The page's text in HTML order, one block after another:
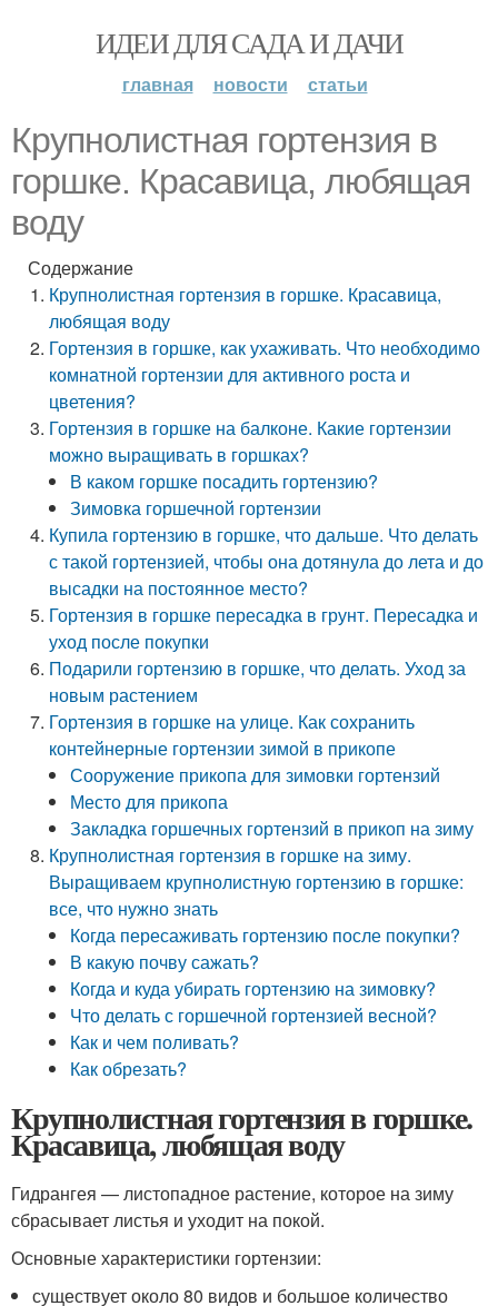
ИДЕИ ДЛЯ САДА И ДАЧИ
главная новости статьи
Крупнолистная гортензия в
горшке. Красавица, любящая
воду
Содержание
Крупнолистная гортензия в горшке. Красавица,
любящая воду
Гортензия в горшке, как ухаживать. Что необходимо
комнатной гортензии для активного роста и
цветения?
Гортензия в горшке на балконе. Какие гортензии
можно выращивать в горшках?
В каком горшке посадить гортензию?
Зимовка горшечной гортензии
Купила гортензию в горшке, что дальше. Что делать
с такой гортензией, чтобы она дотянула до лета и до
высадки на постоянное место?
Гортензия в горшке пересадка в грунт. Пересадка и
уход после покупки
Подарили гортензию в горшке, что делать. Уход за
новым растением
Гортензия в горшке на улице. Как сохранить
контейнерные гортензии зимой в прикопе
Сооружение прикопа для зимовки гортензий
Место для прикопа
Закладка горшечных гортензий в прикоп на зиму
Крупнолистная гортензия в горшке на зиму.
Выращиваем крупнолистную гортензию в горшке:
все, что нужно знать
Когда пересаживать гортензию после покупки?
В какую почву сажать?
Когда и куда убирать гортензию на зимовку?
Что делать с горшечной гортензией весной?
Как и чем поливать?
Как обрезать?
Крупнолистная гортензия в горшке.
Красавица, любящая воду
Гидрангея — листопадное растение, которое на зиму
сбрасывает листья и уходит на покой.
Основные характеристики гортензии:
существует около 80 видов и большое количество